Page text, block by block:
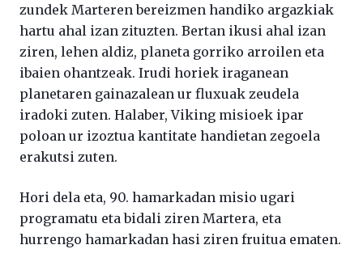
zundek Marteren bereizmen handiko argazkiak
hartu ahal izan zituzten. Bertan ikusi ahal izan
ziren, lehen aldiz, planeta gorriko arroilen eta
ibaien ohantzeak. Irudi horiek iraganean
planetaren gainazalean ur fluxuak zeudela
iradoki zuten. Halaber, Viking misioek ipar
poloan ur izoztua kantitate handietan zegoela
erakutsi zuten.
Hori dela eta, 90. hamarkadan misio ugari
programatu eta bidali ziren Martera, eta
hurrengo hamarkadan hasi ziren fruitua ematen.